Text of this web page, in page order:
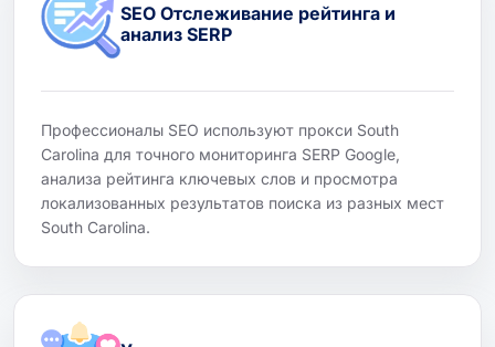
SEO Отслеживание рейтинга и
анализ SERP
Профессионалы SEO используют прокси South
Carolina для точного мониторинга SERP Google,
анализа рейтинга ключевых слов и просмотра
локализованных результатов поиска из разных мест
South Carolina.